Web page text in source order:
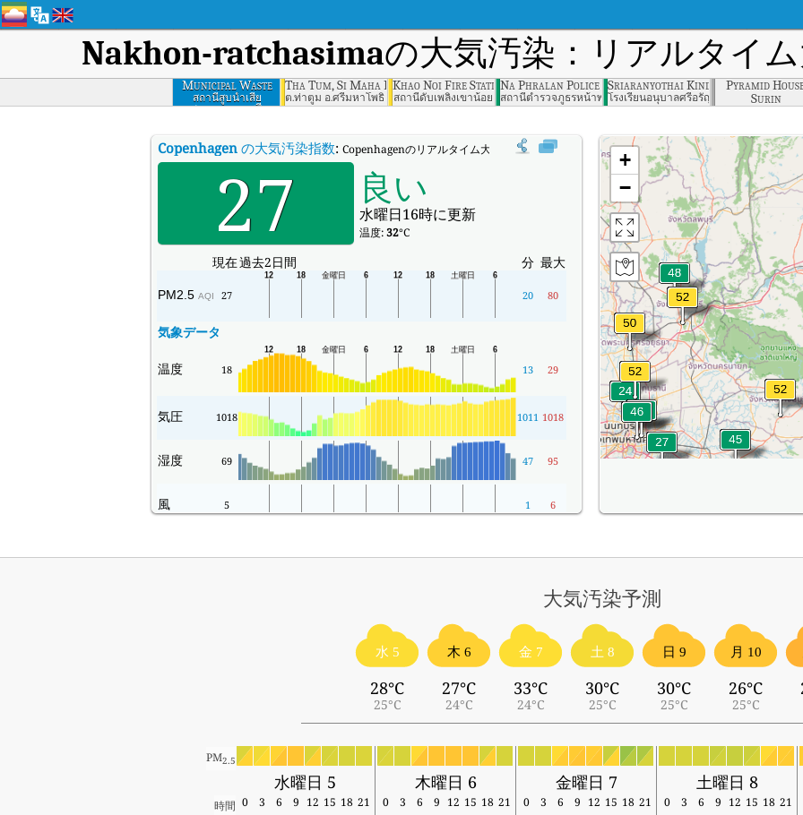
Nakhon-ratchasimaの大気汚染：リアルタイ
Municipal Waste
Water Pumping
Station, Nakhon
สถานีสูบน้ำเสีย
เทศบาลนครราชสีมา
Tha Tum, Si Maha Phot, Prachin Buri
ต.ท่าตูม อ.ศรีมหาโพธิ จ.ปราจีนบุรี
Khao Noi Fire Station, Saraburi
สถานีดับเพลิงเขาน้อย
Na Phralan Police Station Saraburi
สถานีตำรวจภูธรหน้าพระลาน สระบุรี
Sriaranyothai Kindergarten,
โรงเรียนอนุบาลศรีอรัญโญทัย สระแก้ว
Pyramid
Surin
Copenhagenの大気汚染指数: Copenhagenのリアルタイム大気汚染指数（AQI）。
27 良い
水曜日16時に更新
温度:32°C
現在過去2日間 分 最大
PM2.5 AQI 27 20 80
気象データ
温度 18 13 29
気圧 1018 1011 1018
湿度 69 47 95
風 5 1 6
+
−
大気汚染予測
水 5
28°C
25°C
木 6
27°C
24°C
金 7
33°C
24°C
土 8
30°C
25°C
日 9
30°C
25°C
月 10
26°C
25°C
PM2.5
水曜日 5 木曜日 6 金曜日 7 土曜日 8
時間 0 3 6 9 12 15 18 21 0 3 6 9 12 15 18 21 0 3 6 9 12 15 18 21 0 3 6 9 12 15 18 21